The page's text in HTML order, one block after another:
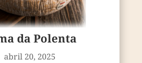
da Polenta
abril 20, 2025